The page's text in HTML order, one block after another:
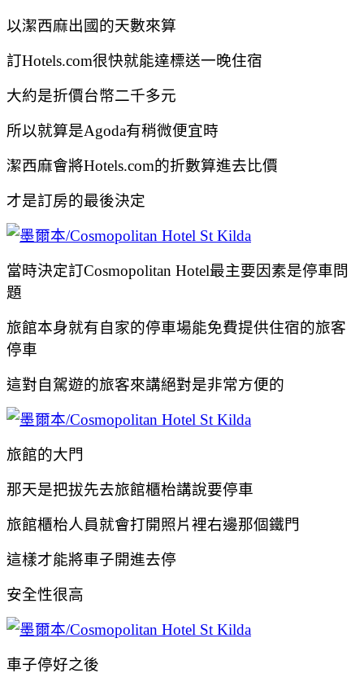
以潔西麻出國的天數來算
訂Hotels.com很快就能達標送一晚住宿
大約是折價台幣二千多元
所以就算是Agoda有稍微便宜時
潔西麻會將Hotels.com的折數算進去比價
才是訂房的最後決定
當時決定訂Cosmopolitan Hotel最主要因素是停車問
題
旅館本身就有自家的停車場能免費提供住宿的旅客
停車
這對自駕遊的旅客來講絕對是非常方便的
旅館的大門
那天是把拔先去旅館櫃枱講說要停車
旅館櫃枱人員就會打開照片裡右邊那個鐵門
這樣才能將車子開進去停
安全性很高
車子停好之後